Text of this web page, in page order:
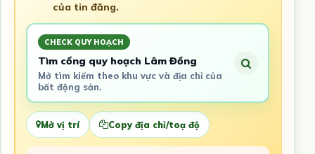
của tin đăng.
CHECK QUY HOẠCH
Tìm cổng quy hoạch Lâm Đồng
Mở tìm kiếm theo khu vực và địa chỉ của
bất động sản.
Mở vị trí Copy địa chỉ/toạ độ